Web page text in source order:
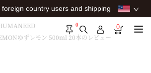
foreign country users and shipping
0 0
ゆずレモン 500ml 20本のレビュー